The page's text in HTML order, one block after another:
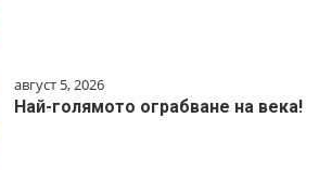
август 5, 2026
Най-голямото ограбване на века!